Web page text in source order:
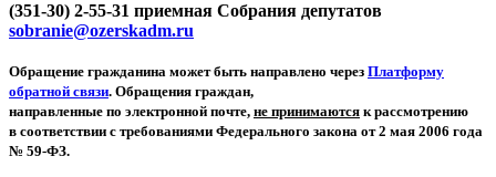
(351-30) 2-55-31 приемная Собрания депутатов
sobranie@ozerskadm.ru
Обращение гражданина может быть направлено через Платформу
обратной связи. Обращения граждан,
направленные по электронной почте, не принимаются к рассмотрению
в соответствии с требованиями Федерального закона от 2 мая 2006 года
№ 59-ФЗ.